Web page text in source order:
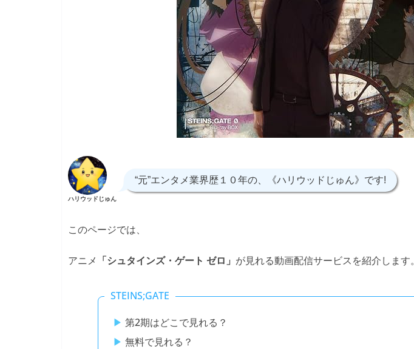
ハリウッドじゅん
“元”エンタメ業界歴１０年の、《ハリウッドじゅん》です!
このページでは、
アニメ 「シュタインズ・ゲート ゼロ」 が見れる動画配信サービスを紹介します。
STEINS;GATE
第2期はどこで見れる？
無料で見れる？